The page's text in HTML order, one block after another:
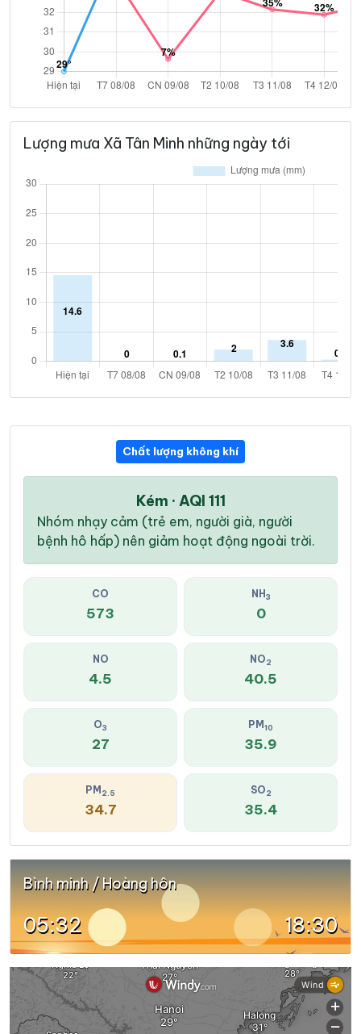
Lượng mưa Xã Tân Minh những ngày tới
Chất lượng không khí
Kém · AQI 111
Nhóm nhạy cảm (trẻ em, người già, người
bệnh hô hấp) nên giảm hoạt động ngoài trời.
CO
573
NH 3
0
NO
4.5
NO2
40.5
O3
27
PM 10
35.9
PM 2.5
34.7
SO2
35.4
Bình minh / Hoàng hôn
05:32 18:30